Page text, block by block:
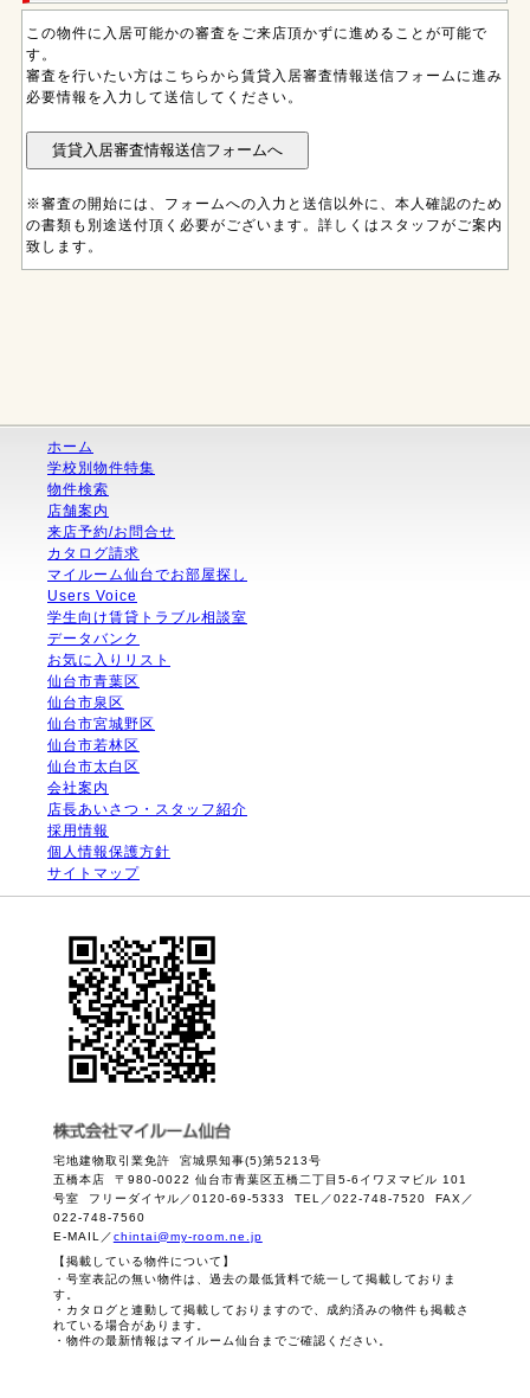
この物件に入居可能かの審査をご来店頂かずに進めることが可能で
す。
審査を行いたい方はこちらから賃貸入居審査情報送信フォームに進み
必要情報を入力して送信してください。
※審査の開始には、フォームへの入力と送信以外に、本人確認のため
の書類も別途送付頂く必要がございます。詳しくはスタッフがご案内
致します。
ホーム
学校別物件特集
物件検索
店舗案内
来店予約/お問合せ
カタログ請求
マイルーム仙台でお部屋探し
Users Voice
学生向け賃貸トラブル相談室
データバンク
お気に入りリスト
仙台市青葉区
仙台市泉区
仙台市宮城野区
仙台市若林区
仙台市太白区
会社案内
店長あいさつ・スタッフ紹介
採用情報
個人情報保護方針
サイトマップ
宅地建物取引業免許 宮城県知事(5)第5213号
五橋本店 〒980-0022 仙台市青葉区五橋二丁目5-6イワヌマビル 101
号室 フリーダイヤル／0120-69-5333 TEL／022-748-7520 FAX／
022-748-7560
E-MAIL／chintai@my-room.ne.jp
【掲載している物件について】
・号室表記の無い物件は、過去の最低賃料で統一して掲載しておりま
す。
・カタログと連動して掲載しておりますので、成約済みの物件も掲載さ
れている場合があります。
・物件の最新情報はマイルーム仙台までご確認ください。